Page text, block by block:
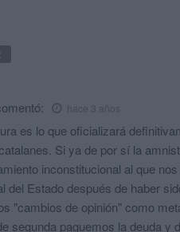
hace 3 años
es lo que oficializará
Si ya de por sí la
inconstitucional al que
del Estado después de haber
"cambios de opinión" como
segunda paguemos la deuda y